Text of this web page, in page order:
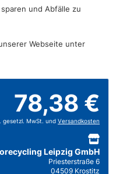
und Abfälle zu
Webseite unter
78,38 €
gesetzl. MwSt. und Versandkosten
Leipzig GmbH
Priesterstraße 6
04509 Krostitz